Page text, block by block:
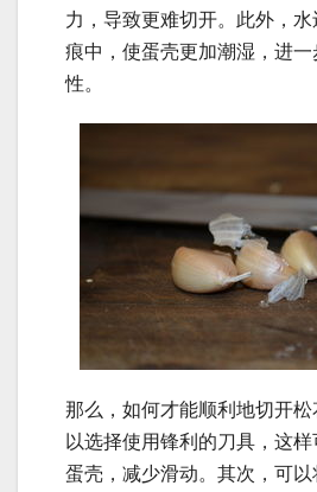
力，导致更难切开。此外，
痕中，使蛋壳更加潮湿，进
性。
那么，如何才能顺利地切开
以选择使用锋利的刀具，这
蛋壳，减少滑动。其次，可